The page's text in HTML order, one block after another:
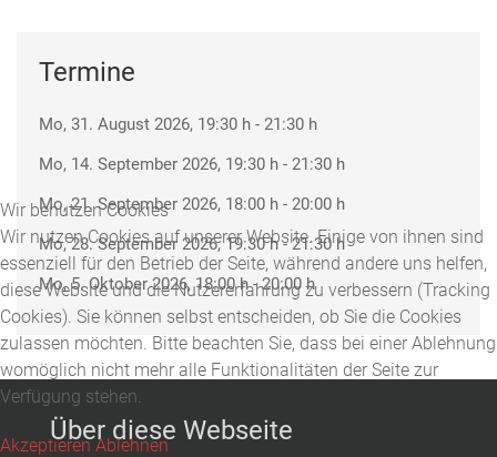
Termine
Mo, 31. August 2026, 19:30 h - 21:30 h
Mo, 14. September 2026, 19:30 h - 21:30 h
Mo, 21. September 2026, 18:00 h - 20:00 h
Mo, 28. September 2026, 19:30 h-21:30 h
Mo, 5. Oktober 2026, 18:00 h-20:00 h
Über diese Webseite
Wir benutzen Cookies
Wir nutzen Cookies auf unserer Website. Einige von ihnen sind
essenziell für den Betrieb der Seite, während andere uns helfen,
diese Website und die Nutzererfahrung zu verbessern (Tracking
Cookies). Sie können selbst entscheiden, ob Sie die Cookies
zulassen möchten. Bitte beachten Sie, dass bei einer Ablehnung
womöglich nicht mehr alle Funktionalitäten der Seite zur
Verfügung stehen.
Akzeptieren Ablehnen